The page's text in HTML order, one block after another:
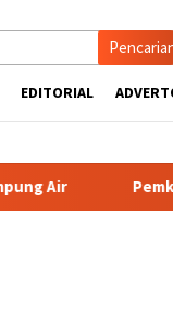
EDITORIAL
Pemkab Karimun